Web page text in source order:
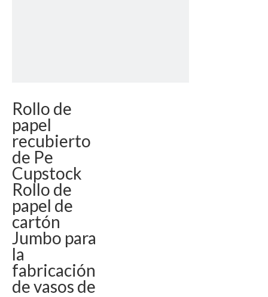
Rollo de
papel
recubierto
de Pe
Cupstock
Rollo de
papel de
cartón
Jumbo para
la
fabricación
de vasos de